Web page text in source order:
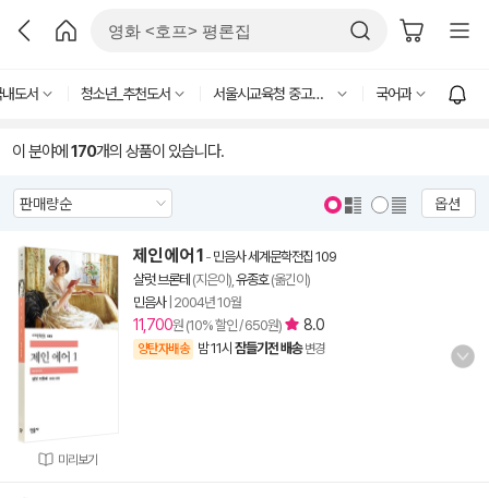
도서 청소년_추천도서 서울시교육청 중고등 추천도서 국어과
이 분야에 170개의 상품이 있습니다.
옵션
미리보기
제인 에어 1 - 민음사 세계문학전집 109
샬럿 브론테 (지은이), 유종호(옮긴이)
민음사| 2004년 10월
11,700원 (10% 할인 / 650원) 8.0
양탄자배송 밤 11시 잠들기전 배송 변경